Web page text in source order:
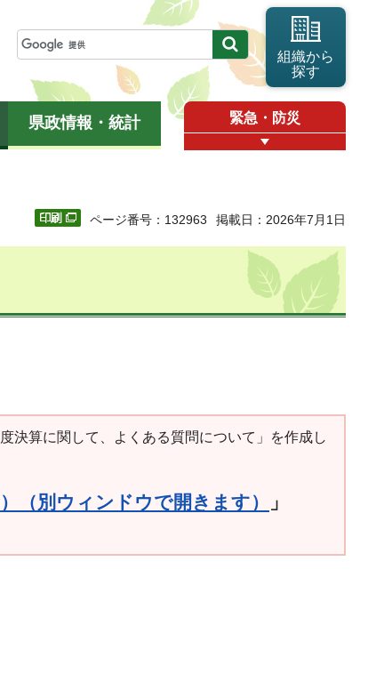
組織から
探す
県政情報・統計 緊急・防災
ページ番号：132963 掲載日：2026年7月1日
決算に関して、よくある質問について」を作成し
（別ウィンドウで開きます） 」